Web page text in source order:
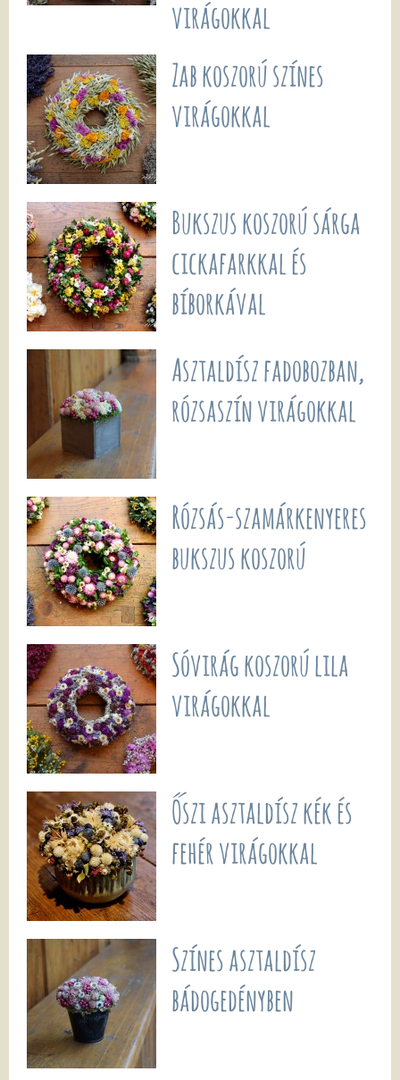
virágokkal
Zab koszorú színes
virágokkal
Bukszus koszorú sárga
cickafarkkal és
bíborkával
Asztaldísz fadobozban,
rózsaszín virágokkal
Rózsás-szamárkenyeres
bukszus koszorú
Sóvirág koszorú lila
virágokkal
Őszi asztaldísz kék és
fehér virágokkal
Színes asztaldísz
bádogedényben